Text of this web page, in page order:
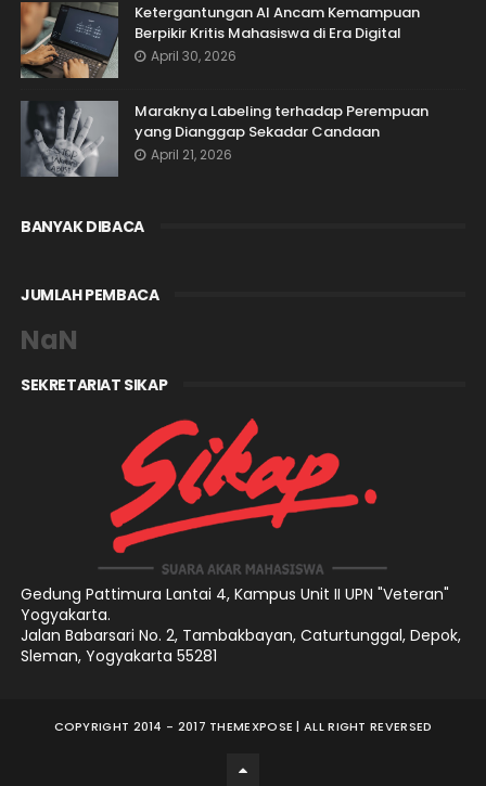
Ketergantungan AI Ancam Kemampuan
Berpikir Kritis Mahasiswa di Era Digital
April 30, 2026
Maraknya Labeling terhadap Perempuan
yang Dianggap Sekadar Candaan
April 21, 2026
BANYAK DIBACA
JUMLAH PEMBACA
NaN
SEKRETARIAT SIKAP
Gedung Pattimura Lantai 4, Kampus Unit II UPN "Veteran"
Yogyakarta.
Jalan Babarsari No. 2, Tambakbayan, Caturtunggal, Depok,
Sleman, Yogyakarta 55281
COPYRIGHT 2014 - 2017 THEMEXPOSE | ALL RIGHT REVERSED